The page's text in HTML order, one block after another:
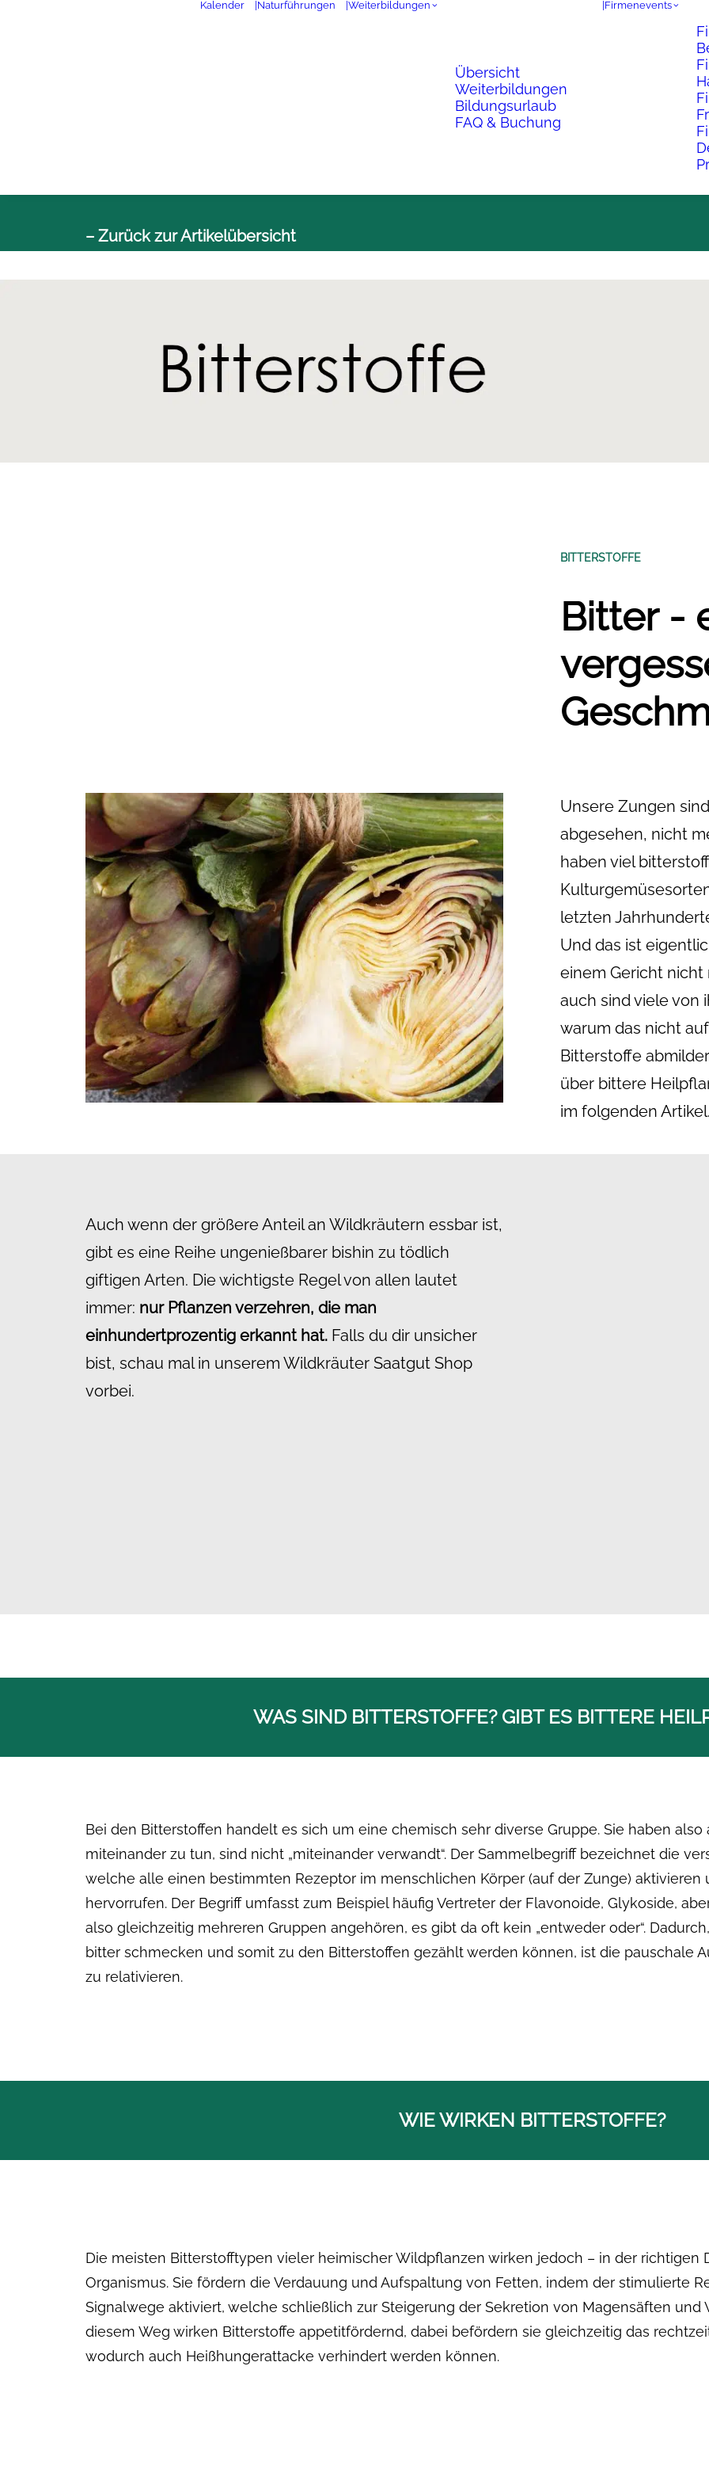
Kalender |Naturführungen |Weiterbildungen
Übersicht
Weiterbildungen
Bildungsurlaub
FAQ & Buchung
|Firmenevents
– Zurück zur Artikelübersicht
BITTERSTOFFE
Bitter -
Unsere Zungen
abgesehen, nicht
haben viel
letzten
Und das ist
einem Gericht nicht
auch sind viele von
warum das nicht
Bitterstoffe
über bittere
im folgenden Artikel.
Auch wenn der größere Anteil an Wildkräutern essbar ist,
gibt es eine Reihe ungenießbarer bishin zu tödlich
giftigen Arten. Die wichtigste Regel von allen lautet
immer: nur Pflanzen verzehren, die man
einhundertprozentig erkannt hat. Falls du dir unsicher
bist, schau mal in unserem Wildkräuter Saatgut Shop
vorbei.
WAS SIND BITTERSTOFFE? GIBT ES BITTERE
Bei den Bitterstoffen handelt es sich um eine chemisch sehr diverse Gruppe. Sie haben
miteinander zu tun, sind nicht „miteinander verwandt“. Der Sammelbegriff bezeichnet die
welche alle einen bestimmten Rezeptor im menschlichen Körper (auf der Zunge) aktivieren
hervorrufen. Der Begriff umfasst zum Beispiel häufig Vertreter der Flavonoide, Glykoside,
also gleichzeitig mehreren Gruppen angehören, es gibt da oft kein „entweder oder“.
bitter schmecken und somit zu den Bitterstoffen gezählt werden können, ist die pauschale
zu relativieren.
WIE WIRKEN BITTERSTOFFE?
Die meisten Bitterstofftypen vieler heimischer Wildpflanzen wirken jedoch – in der richtigen
Organismus. Sie fördern die Verdauung und Aufspaltung von Fetten, indem der stimulierte
Signalwege aktiviert, welche schließlich zur Steigerung der Sekretion von Magensäften und
diesem Weg wirken Bitterstoffe appetitfördernd, dabei befördern sie gleichzeitig das
wodurch auch Heißhungerattacke verhindert werden können.